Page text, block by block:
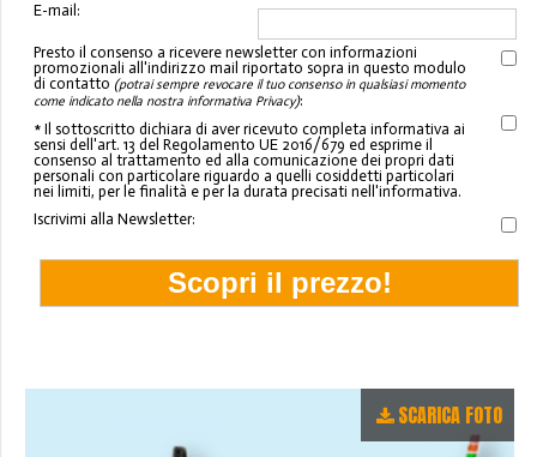
E-mail:
Presto il consenso a ricevere newsletter con informazioni
promozionali all'indirizzo mail riportato sopra in questo modulo
di contatto (potrai sempre revocare il tuo consenso in qualsiasi momento
come indicato nella nostra informativa Privacy):
* Il sottoscritto dichiara di aver ricevuto completa informativa ai
sensi dell'art. 13 del Regolamento UE 2016/679 ed esprime il
consenso al trattamento ed alla comunicazione dei propri dati
personali con particolare riguardo a quelli cosiddetti particolari
nei limiti, per le finalità e per la durata precisati nell'informativa.
Iscrivimi alla Newsletter:
SCARICA FOTO